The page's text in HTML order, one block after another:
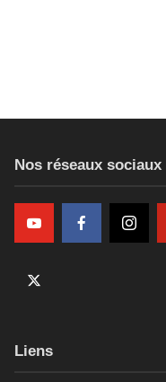
Nos réseaux sociaux
Liens